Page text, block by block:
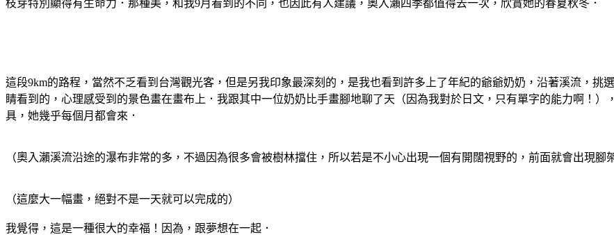
枝芽特別顯得有生命力．那種美，和我9月看到的不同，也因此有人建議，奧入瀨四季都值得去一次，欣賞她的春夏秋冬．
這段9km的路程，當然不乏看到台灣觀光客，但是另我印象最深刻的，是我也看到許多上了年紀的爺爺奶奶，沿著溪流，挑
睛看到的，心理感受到的景色畫在畫布上．我跟其中一位奶奶比手畫腳地聊了天（因為我對於日文，只有單字的能力啊！
具，她幾乎每個月都會來．
（奧入瀨溪流沿途的瀑布非常的多，不過因為很多會被樹林擋住，所以若是不小心出現一個有開闊視野的，前面就會出現腳
（這麼大一幅畫，絕對不是一天就可以完成的）
我覺得，這是一種很大的幸福！因為，跟夢想在一起．